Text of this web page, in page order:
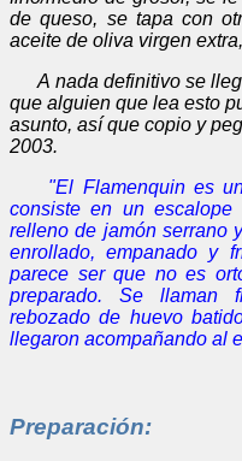
de queso, se tapa con
aceite de oliva virgen
A nada definitivo se
que alguien que lea esto
asunto, así que copio y
2003.
"El Flamenquin es
consiste en un
relleno de jamón serrano
enrollado, empanado y
parece ser que no es
preparado. Se llaman
rebozado de huevo
llegaron acompañando al
Preparación: